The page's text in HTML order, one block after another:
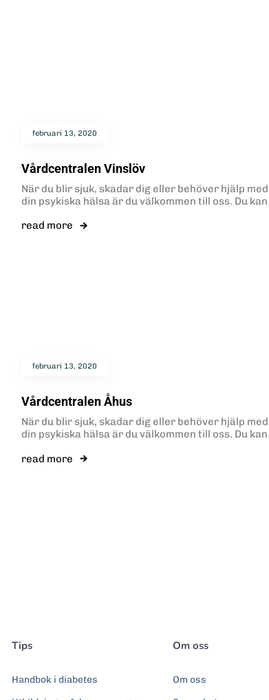
februari 13, 2020
Vårdcentralen Vinslöv
När du blir sjuk, skadar dig eller behöver hjälp med
din psykiska hälsa är du välkommen till oss. Du kan
read more
februari 13, 2020
Vårdcentralen Åhus
När du blir sjuk, skadar dig eller behöver hjälp med
din psykiska hälsa är du välkommen till oss. Du kan
read more
Tips
Handbok i diabetes
Om oss
Om oss